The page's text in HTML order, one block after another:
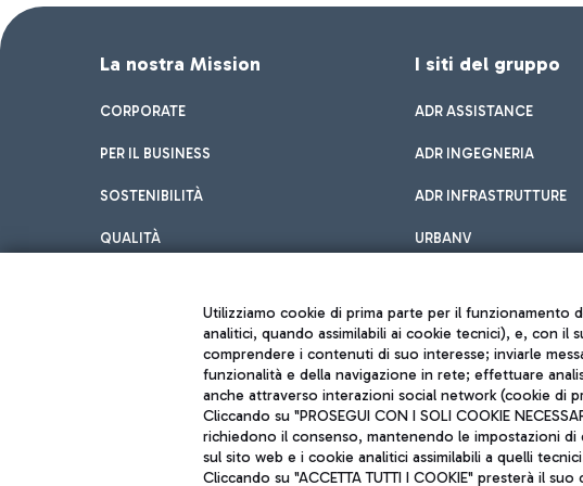
La nostra Mission
CORPORATE
PER IL BUSINESS
SOSTENIBILITÀ
QUALITÀ
I siti del gruppo
ADR ASSISTANCE
ADR INGEGNERIA
ADR INFRASTRUTTURE
URBANV
Aeroporti di Roma S.p.A. - Società soggetta a direzione e coordinamento di Mundys
Codice fiscale e Registro delle Imprese di Roma 13032990155 P. IVA 06572251004
Utilizziamo cookie di prima parte per il
analitici, quando assimilabili ai cookie tecnici), e, con il
comprendere i contenuti di suo interesse; inviarle
funzionalità e della navigazione in rete; effettuare
anche attraverso interazioni social network (cookie di
Cliccando su "PROSEGUI CON I SOLI COOKIE
richiedono il consenso, mantenendo le impostazioni
sul sito web e i cookie analitici assimilabili a quelli
Cliccando su "ACCETTA TUTTI I COOKIE" presterà il